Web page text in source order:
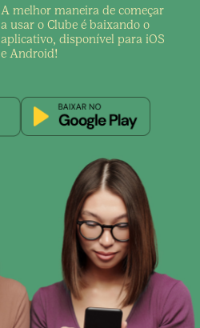
A melhor maneira de começar
a usar o Clube é baixando o
aplicativo, disponível para iOS
e Android!